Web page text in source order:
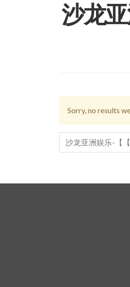
沙龙
Sorry, no results
FOR: